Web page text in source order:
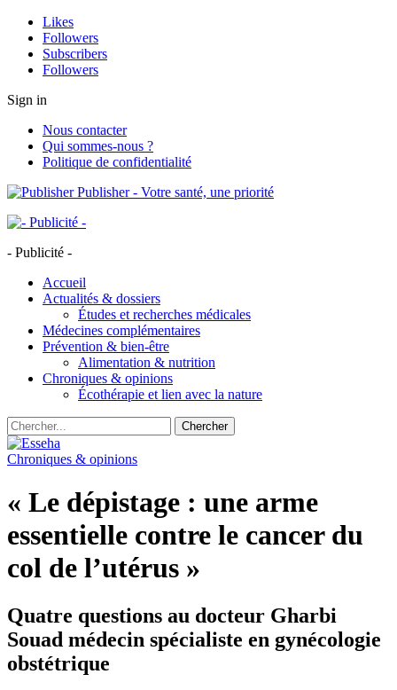
Likes
Followers
Subscribers
Followers
Sign in
Nous contacter
Qui sommes-nous ?
Politique de confidentialité
Publisher - Votre santé, une priorité
- Publicité -
Accueil
Actualités & dossiers
Études et recherches médicales
Médecines complémentaires
Prévention & bien-être
Alimentation & nutrition
Chroniques & opinions
Écothérapie et lien avec la nature
Chroniques & opinions
« Le dépistage : une arme
essentielle contre le cancer du
col de l’utérus »
Quatre questions au docteur Gharbi
Souad médecin spécialiste en gynécologie
obstétrique